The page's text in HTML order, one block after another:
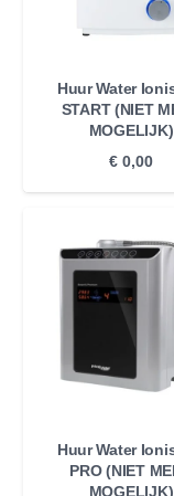
Huur Water
START (NIET
MOGELIJK)
€ 0,00
Huur Water
PRO (NIET
MOGELIJK)